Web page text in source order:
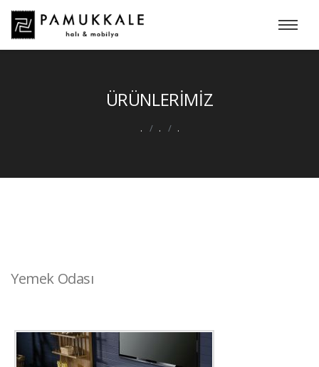
ÜRÜNLERİMİZ
. . .
Yemek Odası